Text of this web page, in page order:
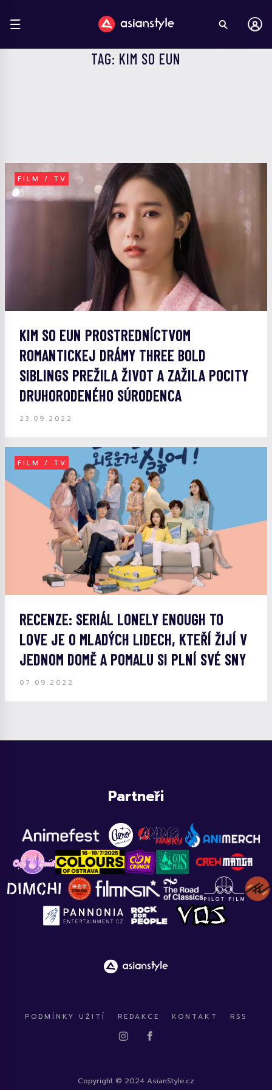
TAG: KIM SO EUN
FILM / TV
KIM SO EUN PROSTREDNÍCTVOM
ROMANTICKEJ DRÁMY THREE BOLD
SIBLINGS PREŽILA ŽIVOT A ZAŽILA POCITY
DRUHORODENÉHO SÚRODENCA
23.09.2022
FILM / TV
RECENZE: SERIÁL LONELY ENOUGH TO
LOVE JE O MLADÝCH LIDECH, KTEŘÍ ŽIJÍ V
JEDNOM DOMĚ A POMALU SI PLNÍ SVÉ SNY
07.09.2022
Partneři
PODMÍNKY UŽITÍ REDAKCE KONTAKT RSS
Copyright © 2024 AsianStyle.cz